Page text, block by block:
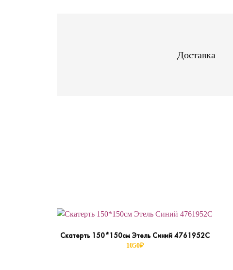
Доставка
Скатерть 150*150см Этель Синий 4761952С
1050₽